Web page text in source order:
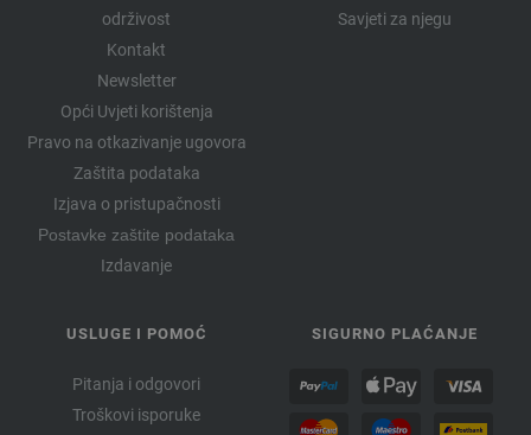
održivost
Kontakt
Newsletter
Opći Uvjeti korištenja
Pravo na otkazivanje ugovora
Zaštita podataka
Izjava o pristupačnosti
Postavke zaštite podataka
Izdavanje
Savjeti za njegu
USLUGE I POMOĆ
Pitanja i odgovori
Troškovi isporuke
SIGURNO PLAĆANJE